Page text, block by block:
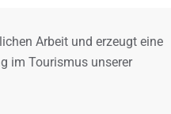
Arbeit und erzeugt eine
im Tourismus unserer